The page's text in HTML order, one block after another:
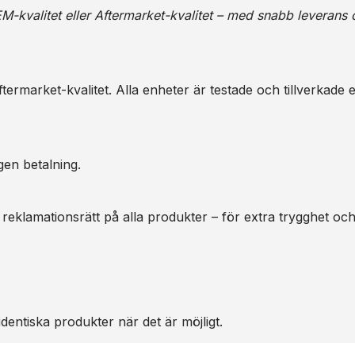
kvalitet eller Aftermarket-kvalitet – med snabb leverans
kvalitet. Alla enheter är testade och tillverkade
betalning.
på alla produkter – för extra trygghet
produkter när det är möjligt.